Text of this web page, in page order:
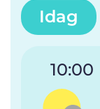
Idag
10:00